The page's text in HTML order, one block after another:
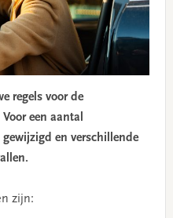
regels voor de
een aantal
en verschillende
zijn: